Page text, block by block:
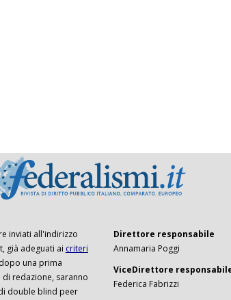
inviati all'indirizzo
già adeguati ai criteri
una prima
redazione, saranno
double blind peer
Direttore responsabile
Annamaria Poggi
ViceDirettore
Federica Fabrizzi